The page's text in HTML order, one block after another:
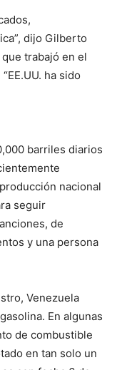
dijo Gilberto
trabajó en el
ha sido
barriles diarios
nacional
seguir
de
y una persona
Venezuela
En algunas
de combustible
en tan solo un